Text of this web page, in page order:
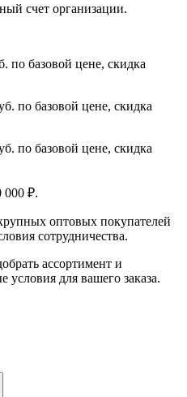
счет организации.
по базовой цене, скидка
по базовой цене, скидка
по базовой цене, скидка
000 ₽.
оптовых покупателей
сотрудничества.
ассортимент и
условия для вашего заказа.